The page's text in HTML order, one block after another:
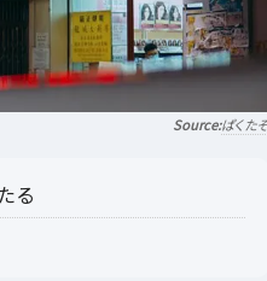
ぱくたそ
る